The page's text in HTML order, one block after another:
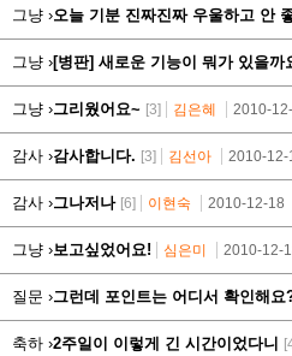
그냥 ›오늘 기분 진짜진짜 우울하고 안
그냥 ›[병판] 새로운 기능이 뭐가 있을까
그냥 ›그리웠어요~ [3] 김은혜 2010-
감사 ›감사합니다. [3] 김선아 2010-12-
감사 ›그나저나 [6] 이현숙 2010-12-18
그냥 ›보고싶었어요! 심은미 2010-12-
질문 ›그런데 포인트는 어디서 확인해요
축하 ›2주일이 이렇게 긴 시간이었다니